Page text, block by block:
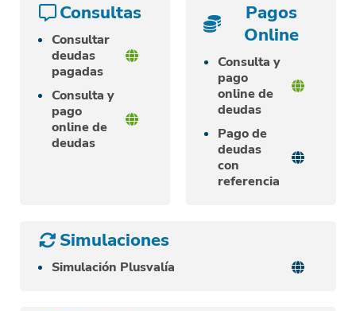
Consultas
Consultar
deudas
pagadas
Consulta y
pago
online de
deudas
Pagos
Online
Consulta y
pago
online de
deudas
Pago de
deudas
con
referencia
Simulaciones
Simulación Plusvalía